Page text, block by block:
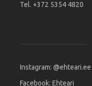
Tel. +372 5354 4820
Instagram: @ehteari.ee
Facebook: Ehteari